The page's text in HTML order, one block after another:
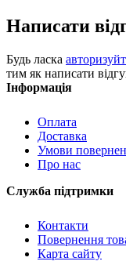
Написати
Будь ласка
тим як написати
Інформація
Оплата
Доставка
Умови
Про нас
Служба підтримки
Контакти
Повернення
Карта сайту